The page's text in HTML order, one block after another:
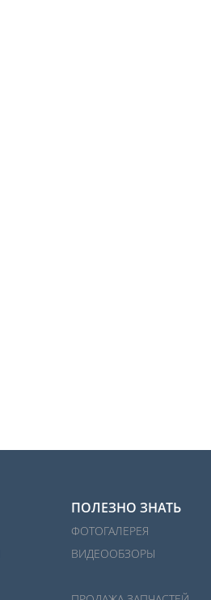
ПОЛЕЗНО ЗНАТЬ
ФОТОГАЛЕРЕЯ
ВИДЕООБЗОРЫ